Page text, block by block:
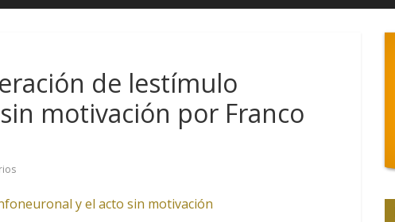
de lestímulo
motivación por Franco
y el acto sin motivación